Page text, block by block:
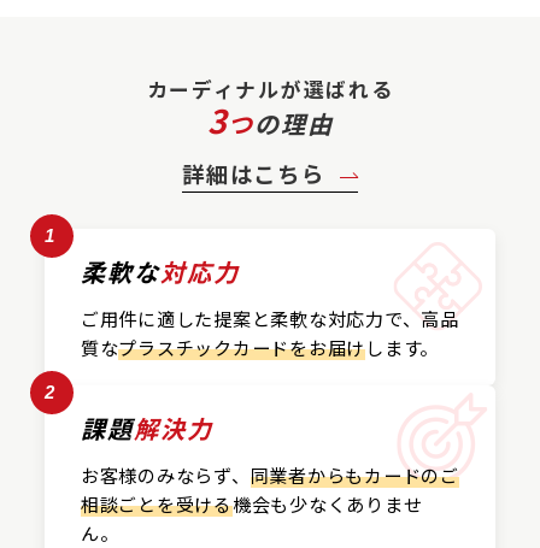
カーディナルが選ばれる
3つの理由
詳細はこちら
1
柔軟な対応力
ご用件に適した提案と柔軟な対応力で、高品
質なプラスチックカードをお届けします。
2
課題解決力
お客様のみならず、 同業者からもカードのご
相談ごとを受ける機会も少なくありませ
ん。